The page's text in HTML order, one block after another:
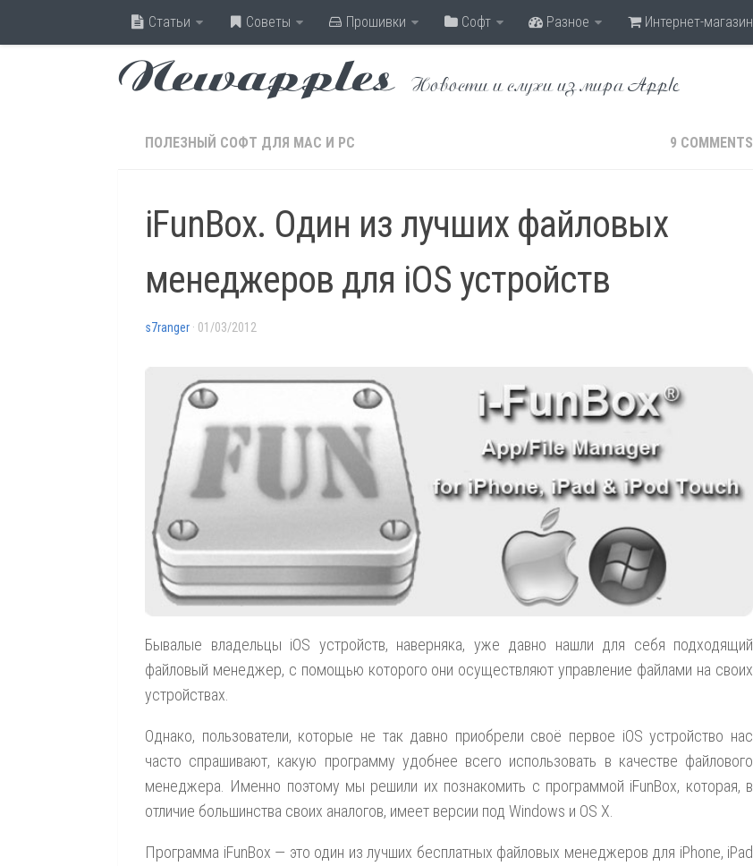
Статьи Советы Прошивки Софт Разное Интернет-магазин
Newapples Новости и слухи из мира Apple
ПОЛЕЗНЫЙ СОФТ ДЛЯ MAC И PC 9 COMMENTS
iFunBox. Один из лучших файловых
менеджеров для iOS устройств
s7ranger · 01/03/2012
Бывалые владельцы iOS устройств, наверняка, уже давно нашли для себя подходящий
файловый менеджер, с помощью которого они осуществляют управление файлами на своих
устройствах.
Однако, пользователи, которые не так давно приобрели своё первое iOS устройство нас
часто спрашивают, какую программу удобнее всего использовать в качестве файлового
менеджера. Именно поэтому мы решили их познакомить с программой iFunBox, которая, в
отличие большинства своих аналогов, имеет версии под Windows и OS X.
Программа iFunBox — это один из лучших бесплатных файловых менеджеров для iPhone, iPad